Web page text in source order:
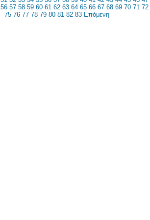
56 57 58 59 60 61 62 63 64 65 66 67 68 69 70 71 72
75 76 77 78 79 80 81 82 83 Επόμενη